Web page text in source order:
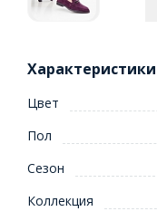
Характеристики
Цвет
Пол
Сезон
Коллекция